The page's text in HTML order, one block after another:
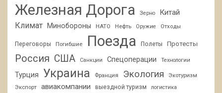
Железная Дорога Зерно Китай
Климат Минобороны НАТО Нефть Оружие Отходы
Переговоры Погибшие Поезда Полеты Протесты
Россия США Санкции Спецоперации Технологии
Турция Украина Франция Экология
Экотуризм
Экспорт
авиакомпании выездной туризм логистика